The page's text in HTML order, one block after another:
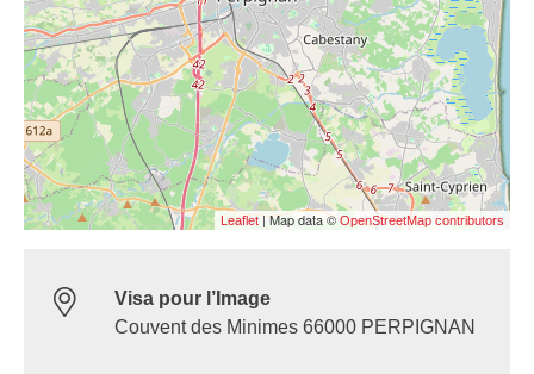
Leaflet | Map data © OpenStreetMap contributors
Visa pour l’Image
Couvent des Minimes 66000 PERPIGNAN